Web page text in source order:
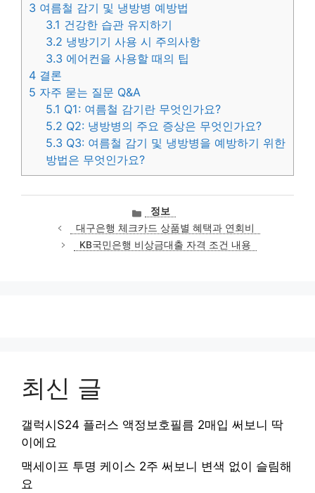
3 여름철 감기 및 냉방병 예방법
3.1 건강한 습관 유지하기
3.2 냉방기기 사용 시 주의사항
3.3 에어컨을 사용할 때의 팁
4 결론
5 자주 묻는 질문 Q&A
5.1 Q1: 여름철 감기란 무엇인가요?
5.2 Q2: 냉방병의 주요 증상은 무엇인가요?
5.3 Q3: 여름철 감기 및 냉방병을 예방하기 위한
방법은 무엇인가요?
카
테
고
리
정보
대구은행 체크카드 상품별 혜택과 연회비
KB국민은행 비상금대출 자격 조건 내용
최신 글
갤럭시S24 플러스 액정보호필름 2매입 써보니 딱
이에요
맥세이프 투명 케이스 2주 써보니 변색 없이 슬림해
요